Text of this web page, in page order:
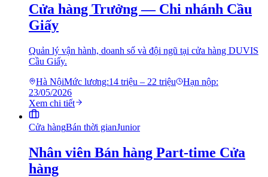
Cửa hàng Trưởng — Chi nhánh Cầu
Giấy
Quản lý vận hành, doanh số và đội ngũ tại cửa hàng DUVIS
Cầu Giấy.
Hà NộiMức lương:14 triệu – 22 triệu
Hạn nộp:
23/05/2026
Xem chi tiết
Cửa hàngBán thời gianJunior
Nhân viên Bán hàng Part-time Cửa
hàng